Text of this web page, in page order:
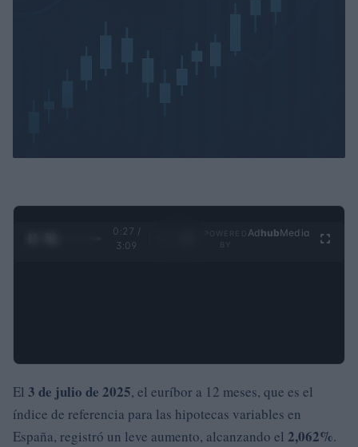
0:28 /
3:09
Ad hubMedia
El 3 de julio de 2025, el euríbor a 12 meses, que es el
índice de referencia para las hipotecas variables en
España, registró un leve aumento, alcanzando el 2,062%.